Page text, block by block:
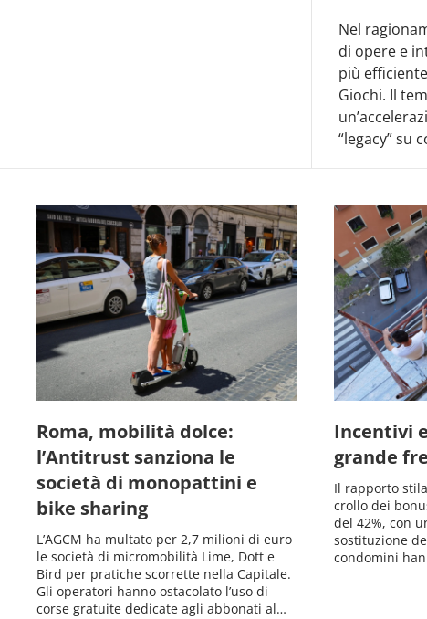
Nel
di opere e
più
Giochi. Il
“legacy” su
Roma, mobilità dolce:
l’Antitrust sanziona le
società di monopattini e
bike sharing
L’AGCM ha multato per 2,7 milioni di euro
le società di micromobilità Lime, Dott e
Bird per pratiche scorrette nella Capitale.
Gli operatori hanno ostacolato l’uso di
corse gratuite dedicate agli abbonati al…
Incentivi
grande
Il rapporto
crollo dei
del 42%, con
sostituzione
condomini